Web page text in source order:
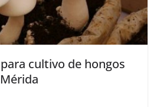
cultivo de hongos